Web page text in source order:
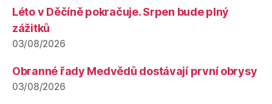
Léto v Děčíně pokračuje. Srpen bude plný
zážitků
03/08/2026
Obranné řady Medvědů dostávají první obrysy
03/08/2026